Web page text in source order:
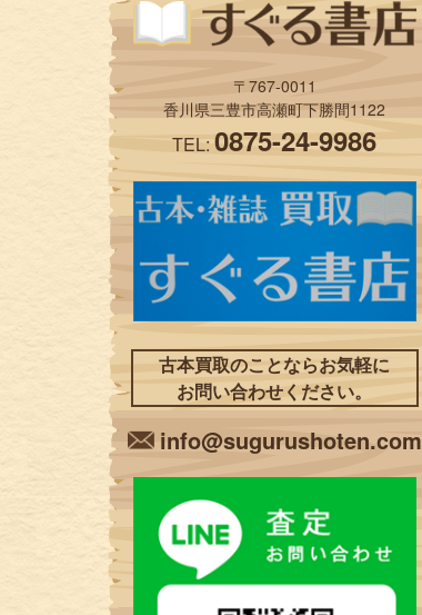
〒767-0011
香川県三豊市高瀬町下勝間1122
TEL:0875-24-9986
古本買取のことならお気軽に
お問い合わせください。
info@sugurushoten.com